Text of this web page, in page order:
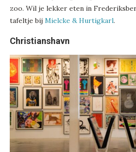
zoo. Wil je lekker eten in
tafeltje bij Mielcke & Hurtigkarl.
Christianshavn